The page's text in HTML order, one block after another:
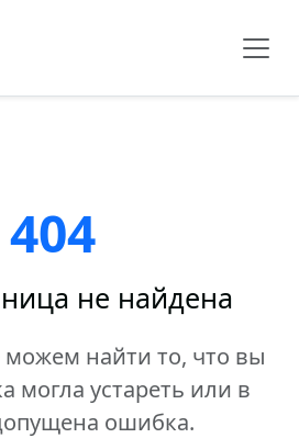
404
не найдена
найти то, что вы
могла устареть или в
ошибка.